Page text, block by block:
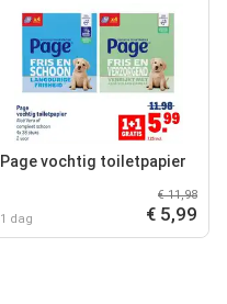
Page vochtig toiletpapier
1 dag
€ 11,98
€ 5,99